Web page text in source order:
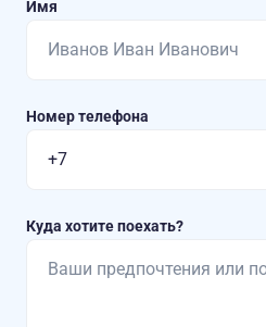
Имя
Номер телефона
Куда хотите поехать?